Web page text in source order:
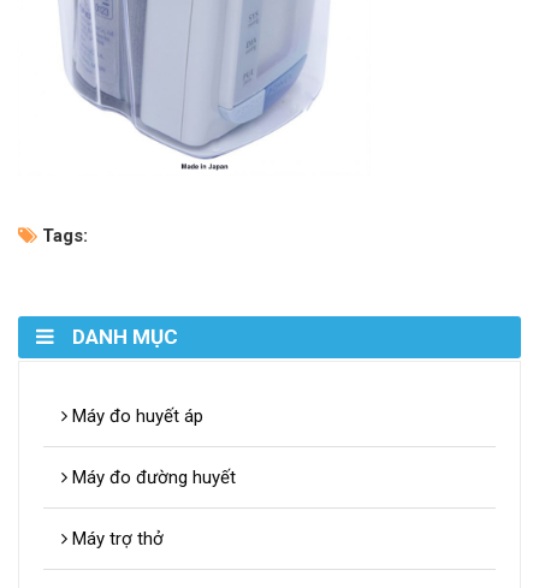
Tags:
DANH MỤC
Máy đo huyết áp
Máy đo đường huyết
Máy trợ thở